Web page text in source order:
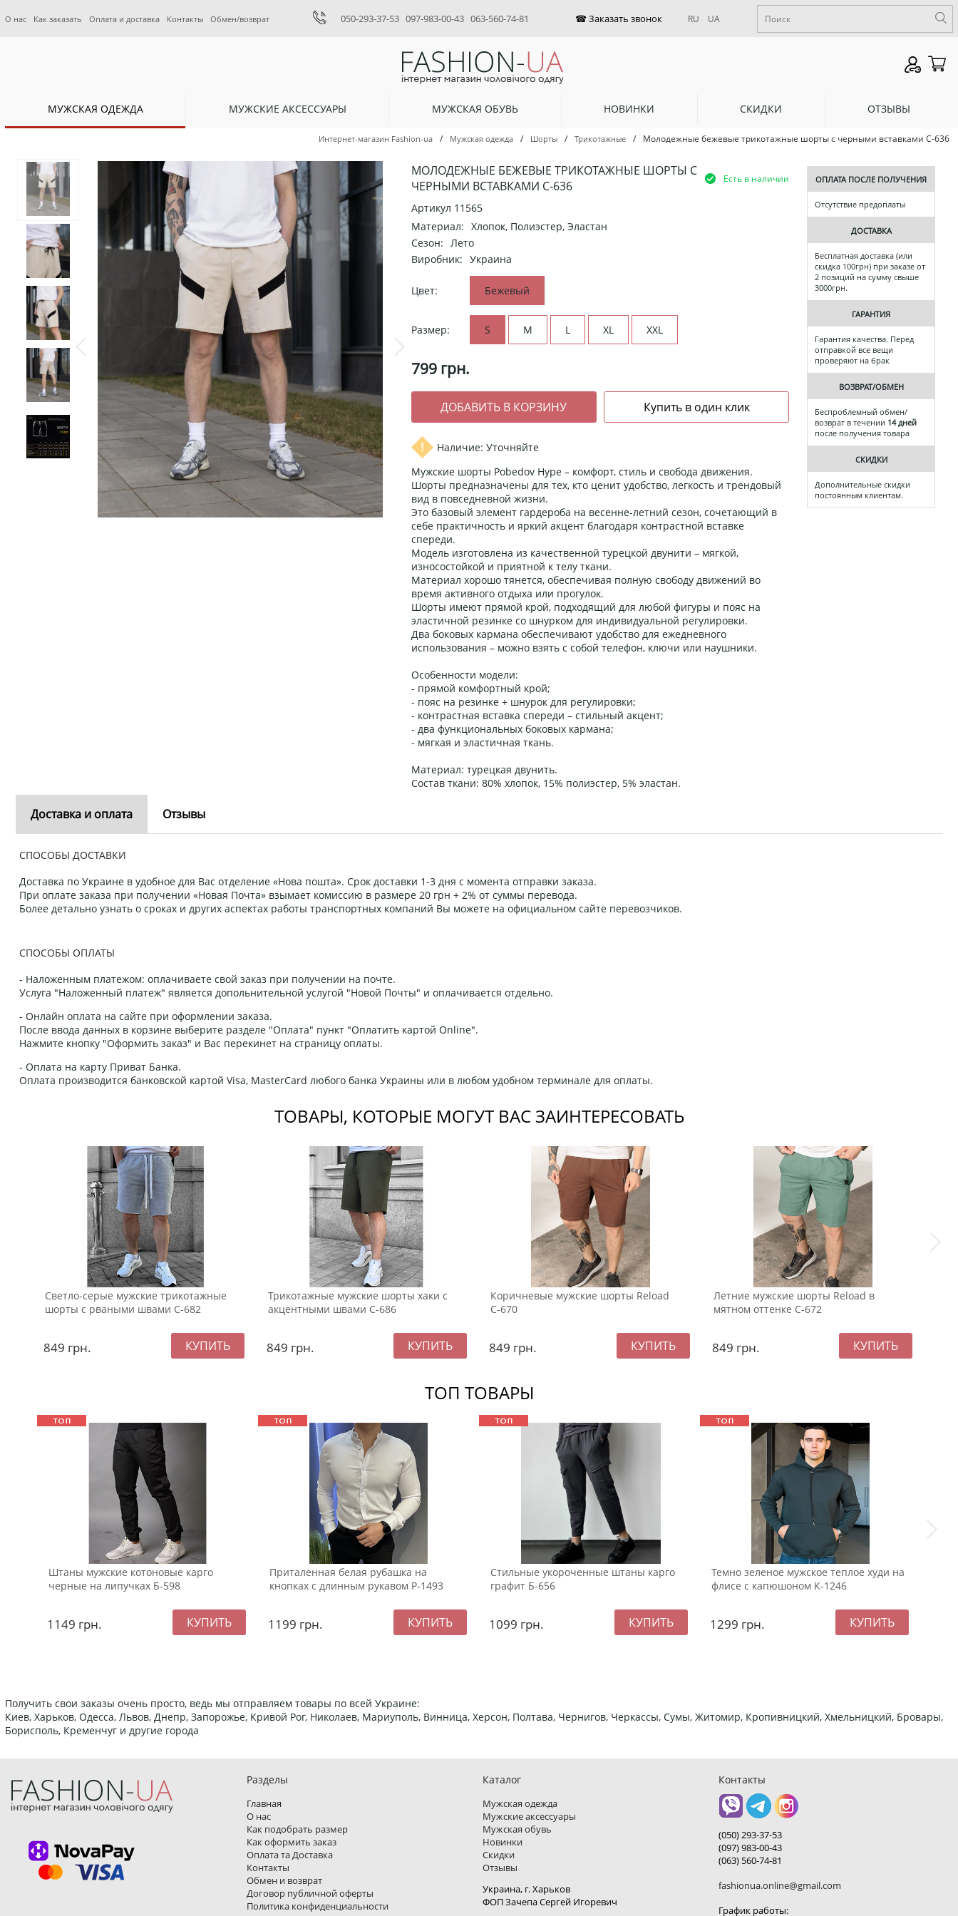
О нас Как заказать Оплата и доставка Контакты Обмен/возврат 050-293-37-53 097-983-00-43 063-560-74-81 RU UA
МУЖСКАЯ ОДЕЖДА МУЖСКИЕ АКСЕССУАРЫ МУЖСКАЯ ОБУВЬ НОВИНКИ СКИДКИ ОТЗЫВЫ
Интернет-магазин Fashion-ua / Мужская одежда / Шорты / Трикотажные / Молодежные бежевые трикотажные шорты с черными вставками С-636
МОЛОДЕЖНЫЕ БЕЖЕВЫЕ ТРИКОТАЖНЫЕ ШОРТЫ С
ЧЕРНЫМИ ВСТАВКАМИ С-636
Есть в наличии
Артикул 11565
Материал: Хлопок, Полиэстер, Эластан
Сезон: Лето
Виробник: Украина
Цвет: Бежевый
Размер: S M L XL XXL
799 грн.
Наличие: Уточняйте
Мужские шорты Pobedov Hype – комфорт, стиль и свобода движения.
Шорты предназначены для тех, кто ценит удобство, легкость и трендовый
вид в повседневной жизни.
Это базовый элемент гардероба на весенне-летний сезон, сочетающий в
себе практичность и яркий акцент благодаря контрастной вставке
спереди.
Модель изготовлена ​​из качественной турецкой двунити – мягкой,
износостойкой и приятной к телу ткани.
Материал хорошо тянется, обеспечивая полную свободу движений во
время активного отдыха или прогулок.
Шорты имеют прямой крой, подходящий для любой фигуры и пояс на
эластичной резинке со шнурком для индивидуальной регулировки.
Два боковых кармана обеспечивают удобство для ежедневного
использования – можно взять с собой телефон, ключи или наушники.
Особенности модели:
- прямой комфортный крой;
- пояс на резинке + шнурок для регулировки;
- контрастная вставка спереди – стильный акцент;
- два функциональных боковых кармана;
- мягкая и эластичная ткань.
Материал: турецкая двунить.
Состав ткани: 80% хлопок, 15% полиэстер, 5% эластан.
ОПЛАТА ПОСЛЕ ПОЛУЧЕНИЯ
Отсутствие предоплаты
ДОСТАВКА
Бесплатная доставка (или
скидка 100грн) при заказе от
2 позиций на сумму свыше
3000грн.
ГАРАНТИЯ
Гарантия качества. Перед
отправкой все вещи
проверяют на брак
ВОЗВРАТ/ОБМЕН
Беспроблемный обмен/
возврат в течении 14 дней
после получения товара
СКИДКИ
Дополнительные скидки
постоянным клиентам.
Доставка и оплата Отзывы
СПОСОБЫ ДОСТАВКИ
Доставка по Украине в удобное для Вас отделение «Нова пошта». Срок доставки 1-3 дня с момента отправки заказа.
При оплате заказа при получении «Новая Почта» взымает комиссию в размере 20 грн + 2% от суммы перевода.
Более детально узнать о сроках и других аспектах работы транспортных компаний Вы можете на официальном сайте перевозчиков.
СПОСОБЫ ОПЛАТЫ
- Наложенным платежом: оплачиваете свой заказ при получении на почте.
Услуга "Наложенный платеж" является допольнительной услугой "Новой Почты" и оплачивается отдельно.
- Онлайн оплата на сайте при оформлении заказа.
После ввода данных в корзине выберите разделе "Оплата" пункт "Оплатить картой Online".
Нажмите кнопку "Оформить заказ" и Вас перекинет на страницу оплаты.
- Оплата на карту Приват Банка.
Оплата производится банковской картой Visa, MasterCard любого банка Украины или в любом удобном терминале для оплаты.
ТОВАРЫ, КОТОРЫЕ МОГУТ ВАС ЗАИНТЕРЕСОВАТЬ
Светло-серые мужские трикотажные
шорты с рваными швами С-682
849 грн.
Трикотажные мужские шорты хаки с
акцентными швами С-686
849 грн.
Коричневые мужские шорты Reload
С-670
849 грн.
Летние мужские шорты Reload в
мятном оттенке С-672
849 грн.
ТОП ТОВАРЫ
Штаны мужские котоновые карго
черные на липучках Б-598
1149 грн.
Приталенная белая рубашка на
кнопках с длинным рукавом Р-1493
1199 грн.
Стильные укороченные штаны карго
графит Б-656
1099 грн.
Темно зеленое мужское теплое худи на
флисе с капюшоном К-1246
1299 грн.
Получить свои заказы очень просто, ведь мы отправляем товары по всей Украине:
Киев, Харьков, Одесса, Львов, Днепр, Запорожье, Кривой Рог, Николаев, Мариуполь, Винница, Херсон, Полтава, Чернигов, Черкассы, Сумы, Житомир, Кропивницкий, Хмельницкий, Бровары,
Борисполь, Кременчуг и другие города
Разделы
Главная
О нас
Как подобрать размер
Как оформить заказ
Оплата та Доставка
Контакты
Обмен и возврат
Договор публичной оферты
Политика конфиденциальности
Каталог
Мужская одежда
Мужские аксессуары
Мужская обувь
Новинки
Скидки
Отзывы
Украина, г. Харьков
ФОП Зачепа Сергей Игоревич
Контакты
(050) 293-37-53
(097) 983-00-43
(063) 560-74-81
fashionua.online@gmail.com
График работы: